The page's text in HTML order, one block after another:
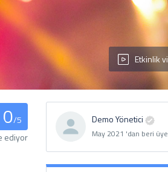
Etkinlik
0/5
ediyor
Demo Yönetici
May 2021 'dan beri üye